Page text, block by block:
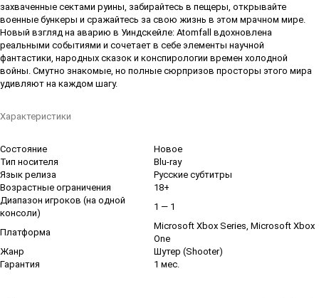
захваченные сектами руины, забирайтесь в пещеры, открывайте
военные бункеры и сражайтесь за свою жизнь в этом мрачном мире.
Новый взгляд на аварию в Уиндскейле: Atomfall вдохновлена
реальными событиями и сочетает в себе элементы научной
фантастики, народных сказок и конспирологии времен холодной
войны. Смутно знакомые, но полные сюрпризов просторы этого мира
удивляют на каждом шагу.
Характеристики
Состояние
Новое
Тип носителя
Blu-ray
Язык релиза
Русские субтитры
Возрастные ограничения
18+
Диапазон игроков (на одной
консоли)
1 — 1
Платформа
Microsoft Xbox Series, Microsoft Xbox
One
Жанр
Шутер (Shooter)
Гарантия
1 мес.